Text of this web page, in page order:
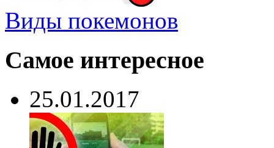
Виды покемонов
Самое интересное
25.01.2017